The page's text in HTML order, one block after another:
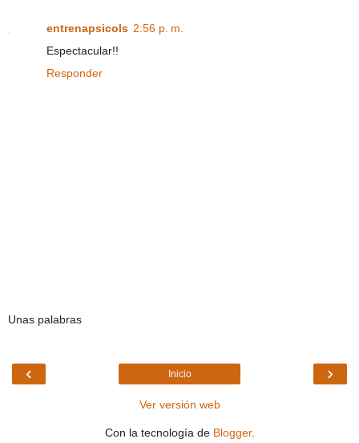
entrenapsicols 2:56 p. m.
Espectacular!!
Responder
Unas palabras
‹ ›
Inicio
Ver versión web
Con la tecnología de Blogger.